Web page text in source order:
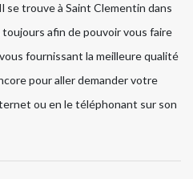
se trouve à Saint Clementin dans
afin de pouvoir vous faire
fournissant la meilleure qualité
pour aller demander votre
ou en le téléphonant sur son